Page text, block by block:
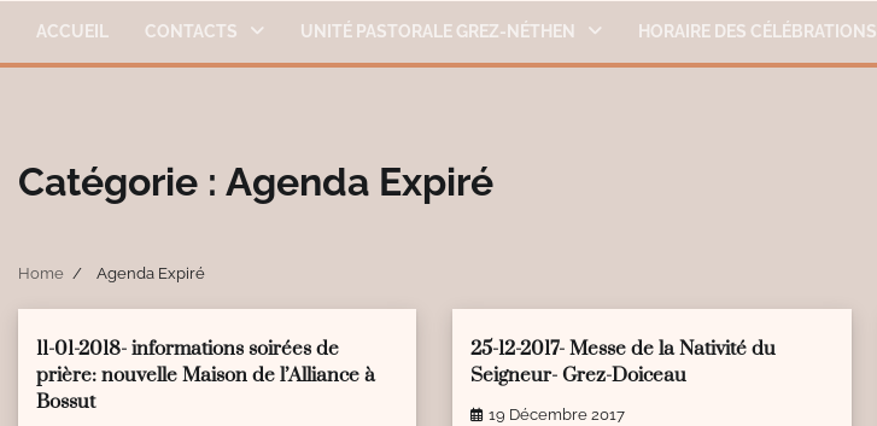
content
ACCUEIL CONTACTS UNITÉ PASTORALE GREZ-NÉTHEN HORAIRE DES CÉLÉBRATIONS
Catégorie : Agenda Expiré
Home
Agenda Expiré
11-01-2018- informations soirées de
prière: nouvelle Maison de l’Alliance à
Bossut
25-12-2017- Messe de la Nativité du
Seigneur- Grez-Doiceau
19 Décembre 2017